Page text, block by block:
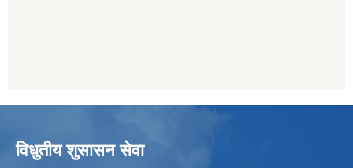
विधुतीय शुसासन सेवा